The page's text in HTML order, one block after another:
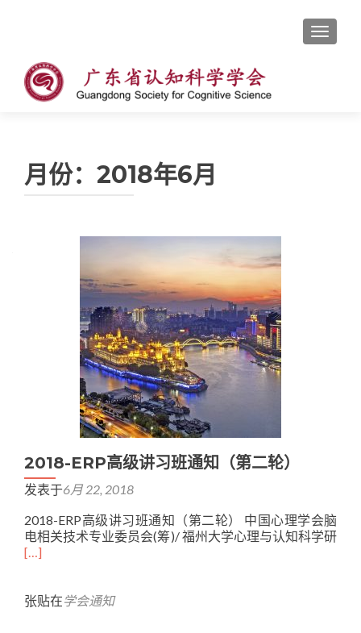
切换导
月份：2018年6月
2018-ERP高级讲习班通知（第二轮）
发表于6月 22, 2018
2018-ERP高级讲习班通知（第二轮） 中国心理学会脑
电相关技术专业委员会(筹)/ 福州大学心理与认知科学研
Read
2018-
[…]
张贴在学会通知